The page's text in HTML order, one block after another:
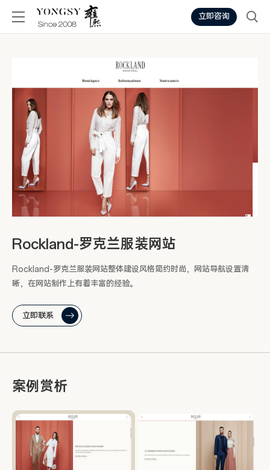
立即咨询
Rockland-罗克兰服装网站
Rockland-罗克兰服装网站整体建设风格简约时尚，网站导航设置清
晰，在网站制作上有着丰富的经验。
立即联系
案例赏析